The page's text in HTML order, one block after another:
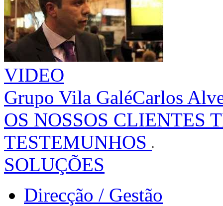
VIDEO
Grupo Vila GaléCarlos
OS NOSSOS CLIENTES
TESTEMUNHOS
SOLUÇÕES
Direcção / Gestão